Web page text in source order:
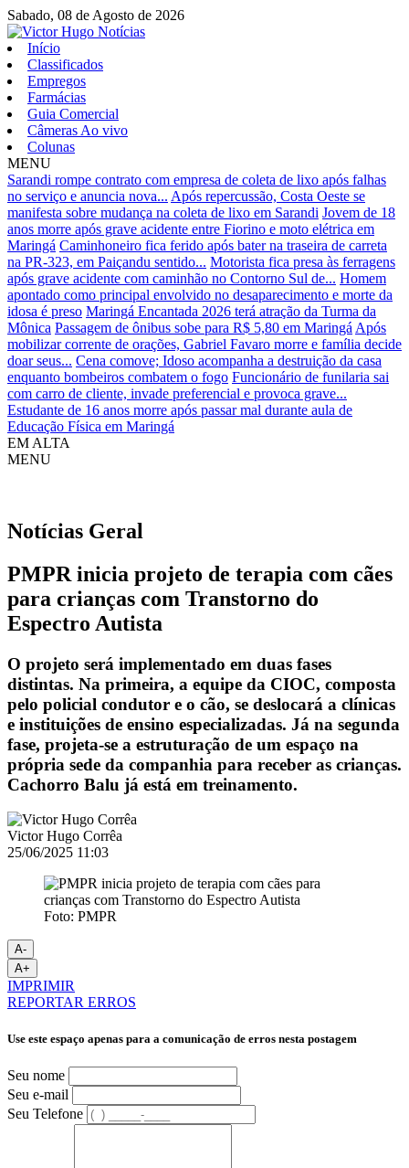
Sabado, 08 de Agosto de 2026
Início
Classificados
Empregos
Farmácias
Guia Comercial
Câmeras Ao vivo
Colunas
MENU
Sarandi rompe contrato com empresa de coleta de lixo após falhas
no serviço e anuncia nova... Após repercussão, Costa Oeste se
manifesta sobre mudança na coleta de lixo em Sarandi Jovem de 18
anos morre após grave acidente entre Fiorino e moto elétrica em
Maringá Caminhoneiro fica ferido após bater na traseira de carreta
na PR-323, em Paiçandu sentido... Motorista fica presa às ferragens
após grave acidente com caminhão no Contorno Sul de... Homem
apontado como principal envolvido no desaparecimento e morte da
idosa é preso Maringá Encantada 2026 terá atração da Turma da
Mônica Passagem de ônibus sobe para R$ 5,80 em Maringá Após
mobilizar corrente de orações, Gabriel Favaro morre e família decide
doar seus... Cena comove; Idoso acompanha a destruição da casa
enquanto bombeiros combatem o fogo Funcionário de funilaria sai
com carro de cliente, invade preferencial e provoca grave...
Estudante de 16 anos morre após passar mal durante aula de
Educação Física em Maringá
EM ALTA
MENU
Notícias Geral
PMPR inicia projeto de terapia com cães
para crianças com Transtorno do
Espectro Autista
O projeto será implementado em duas fases
distintas. Na primeira, a equipe da CIOC, composta
pelo policial condutor e o cão, se deslocará a clínicas
e instituições de ensino especializadas. Já na segunda
fase, projeta-se a estruturação de um espaço na
própria sede da companhia para receber as crianças.
Cachorro Balu já está em treinamento.
Victor Hugo Corrêa
25/06/2025 11:03
Foto: PMPR
A-
A+
IMPRIMIR
REPORTAR ERROS
Use este espaço apenas para a comunicação de erros nesta postagem
Seu nome
Seu e-mail
Seu Telefone